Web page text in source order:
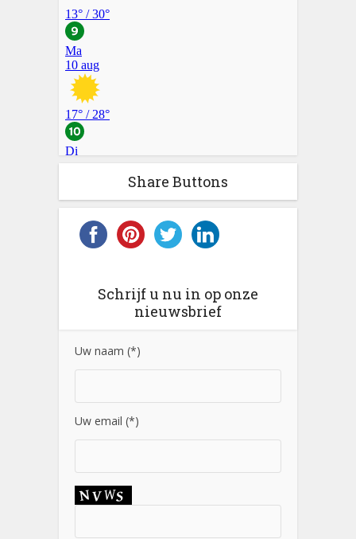
Share Buttons
Schrijf u nu in op onze
nieuwsbrief
Uw naam (*)
Uw email (*)